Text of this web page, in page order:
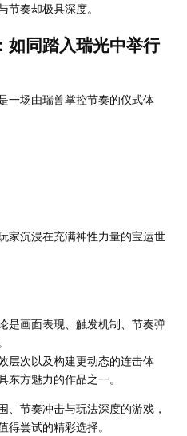
奏却极具深度。
如同踏入瑞光中举行
一场由瑞兽掌控节奏的仪式体
家沉浸在充满神性力量的宝运世
是画面表现、触发机制、节奏弹
层次以及构建更动态的连击体
方魅力的作品之一。
、节奏冲击与玩法深度的游戏，
尝试的精彩选择。